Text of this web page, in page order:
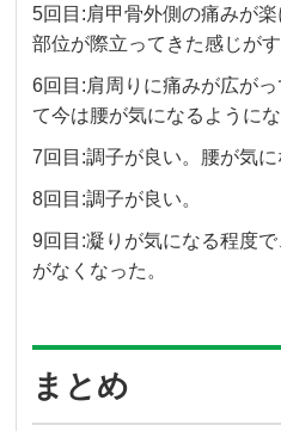
5回目:肩甲骨外側の痛みが
部位が際立ってきた感じがす
6回目:肩周りに痛みが広が
て今は腰が気になるようにな
7回目:調子が良い。腰が気に
8回目:調子が良い。
9回目:凝りが気になる程度
がなくなった。
まとめ